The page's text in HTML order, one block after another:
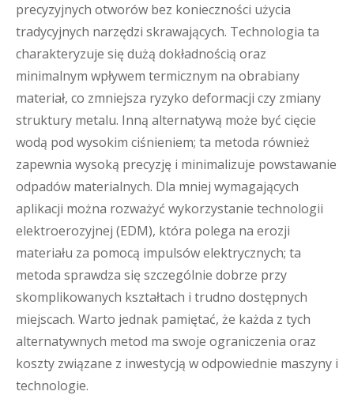
precyzyjnych otworów bez konieczności użycia
tradycyjnych narzędzi skrawających. Technologia ta
charakteryzuje się dużą dokładnością oraz
minimalnym wpływem termicznym na obrabiany
materiał, co zmniejsza ryzyko deformacji czy zmiany
struktury metalu. Inną alternatywą może być cięcie
wodą pod wysokim ciśnieniem; ta metoda również
zapewnia wysoką precyzję i minimalizuje powstawanie
odpadów materialnych. Dla mniej wymagających
aplikacji można rozważyć wykorzystanie technologii
elektroerozyjnej (EDM), która polega na erozji
materiału za pomocą impulsów elektrycznych; ta
metoda sprawdza się szczególnie dobrze przy
skomplikowanych kształtach i trudno dostępnych
miejscach. Warto jednak pamiętać, że każda z tych
alternatywnych metod ma swoje ograniczenia oraz
koszty związane z inwestycją w odpowiednie maszyny i
technologie.